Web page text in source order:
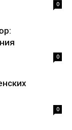
0
0
0